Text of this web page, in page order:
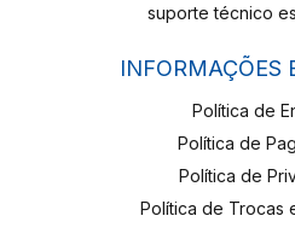
suporte técnico
INFORMAÇÕES
Política de
Política de
Política de
Política de Trocas